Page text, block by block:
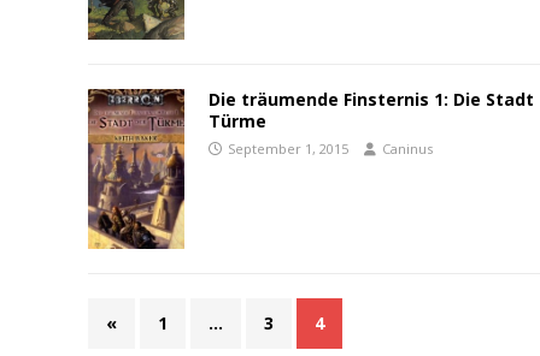
Die träumende Finsternis 1: Die Stadt
Türme
September 1, 2015 Caninus
« 1 … 3 4